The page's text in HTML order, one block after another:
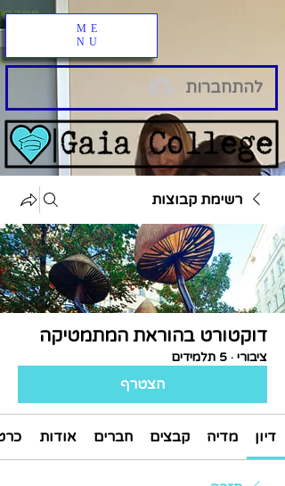
ME
NU
להתחברות
רשימת קבוצות
דוקטורט בהוראת המתמטיקה
ציבורי · 5 תלמידים
הצטרף
דיון מדיה קבצים חברים אודות